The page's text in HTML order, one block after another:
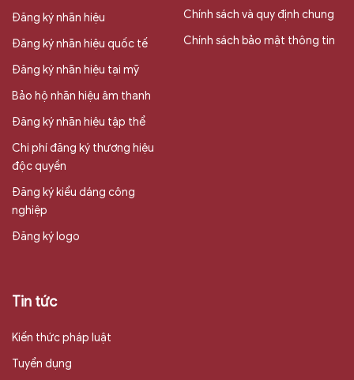
Đăng ký nhãn hiệu
Đăng ký nhãn hiệu quốc tế
Đăng ký nhãn hiệu tại mỹ
Bảo hộ nhãn hiệu âm thanh
Đăng ký nhãn hiệu tập thể
Chi phí đăng ký thương hiệu
độc quyền
Đăng ký kiểu dáng công
nghiệp
Đăng ký logo
Chính sách và quy định chung
Chính sách bảo mật thông tin
Tin tức
Kiến thức pháp luật
Tuyển dụng